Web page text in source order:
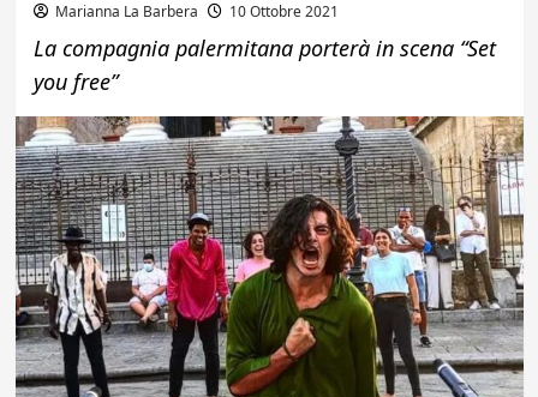
Marianna La Barbera 10 Ottobre 2021
La compagnia palermitana porterà in scena “Set
you free”